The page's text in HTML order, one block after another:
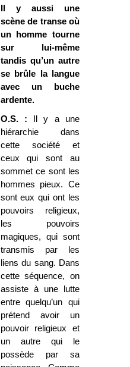
Il y aussi une
scène de transe où
un homme tourne
sur lui-même
tandis qu’un autre
se brûle la langue
avec un buche
ardente.
O.S. : Il y a une
hiérarchie dans
cette société et
ceux qui sont au
sommet ce sont les
hommes pieux. Ce
sont eux qui ont les
pouvoirs religieux,
les pouvoirs
magiques, qui sont
transmis par les
liens du sang. Dans
cette séquence, on
assiste à une lutte
entre quelqu’un qui
prétend avoir un
pouvoir religieux et
un autre qui le
possède par sa